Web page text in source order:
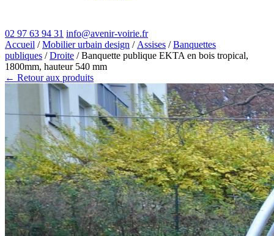
02 97 63 94 31 info@avenir-voirie.fr
Accueil /Mobilier urbain design / Assises /Banquettes
publiques /Droite / Banquette publique EKTA en bois tropical,
1800mm, hauteur 540 mm
← Retour aux produits